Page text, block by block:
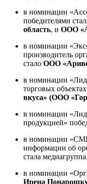
в номинации
победителями
область, и ООО
в номинации
производитель
стало ООО
в номинации
торговых
вкуса» (ООО
в номинации
продукцией»
в номинации
информации об
стала медиагруппа
в номинации
Ирена